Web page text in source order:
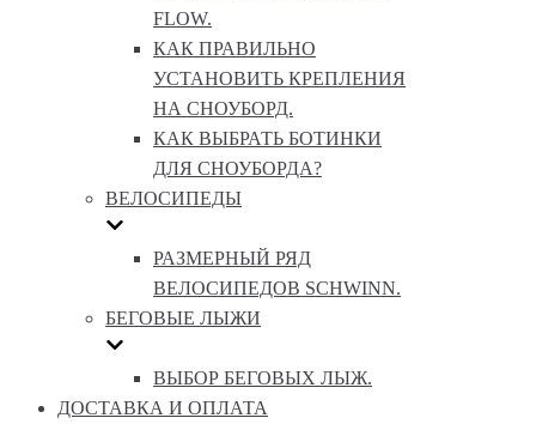
FLOW.
КАК ПРАВИЛЬНО
УСТАНОВИТЬ КРЕПЛЕНИЯ
НА СНОУБОРД.
КАК ВЫБРАТЬ БОТИНКИ
ДЛЯ СНОУБОРДА?
ВЕЛОСИПЕДЫ
РАЗМЕРНЫЙ РЯД
ВЕЛОСИПЕДОВ SCHWINN.
БЕГОВЫЕ ЛЫЖИ
ВЫБОР БЕГОВЫХ ЛЫЖ.
ДОСТАВКА И ОПЛАТА